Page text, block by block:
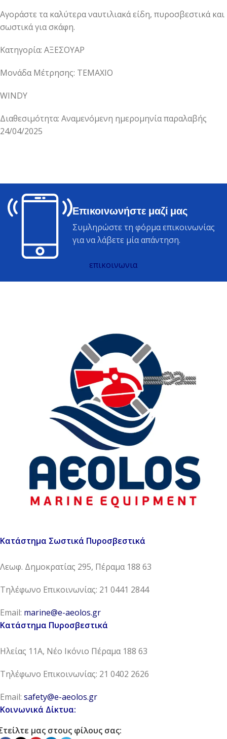
Αγοράστε τα καλύτερα ναυτιλιακά είδη, πυροσβεστικά και
σωστικά για σκάφη.
Κατηγορία: ΑΞΕΣΟΥΑΡ
Μονάδα Μέτρησης: ΤΕΜΑΧΙΟ
WINDY
Διαθεσιμότητα: Αναμενόμενη ημερομηνία παραλαβής
24/04/2025
Επικοινωνήστε μαζί μας
Συμληρώστε τη φόρμα επικοινωνίας
για να λάβετε μία απάντηση.
επικοινωνια
Κατάστημα Σωστικά Πυροσβεστικά
Λεωφ. Δημοκρατίας 295, Πέραμα 188 63
Τηλέφωνο Επικοινωνίας: 21 0441 2844
Email: marine@e-aeolos.gr
Κατάστημα Πυροσβεστικά
Ηλείας 11Α, Νέο Ικόνιο Πέραμα 188 63
Τηλέφωνο Επικοινωνίας: 21 0402 2626
Email: safety@e-aeolos.gr
Κοινωνικά Δίκτυα:
μας στους φίλους σας: